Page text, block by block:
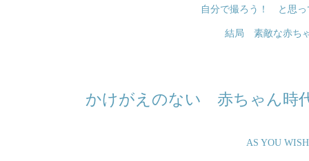
自分で撮ろう！ と思
結局 素敵な赤ち
かけがえのない 赤ちゃん時
AS YOU